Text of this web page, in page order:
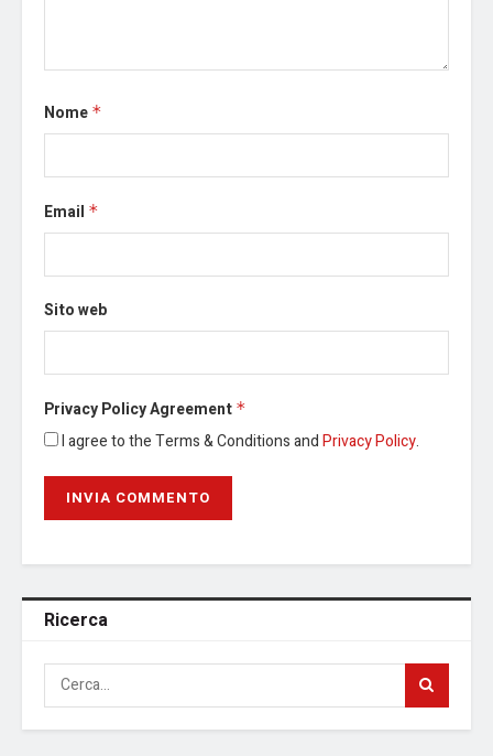
Nome *
Email *
Sito web
Privacy Policy Agreement *
I agree to the Terms & Conditions andPrivacy Policy.
Ricerca